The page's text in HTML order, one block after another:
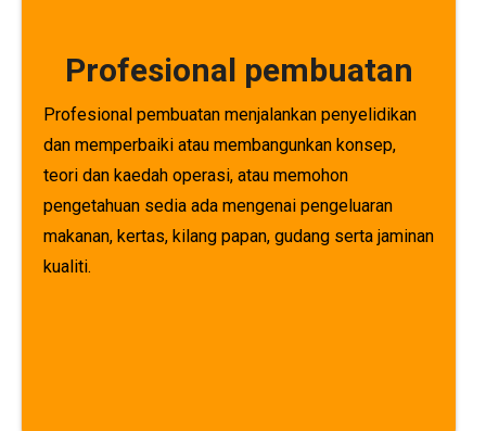
Profesional pembuatan
Profesional pembuatan menjalankan penyelidikan
dan memperbaiki atau membangunkan konsep,
teori dan kaedah operasi, atau memohon
pengetahuan sedia ada mengenai pengeluaran
makanan, kertas, kilang papan, gudang serta jaminan
kualiti.